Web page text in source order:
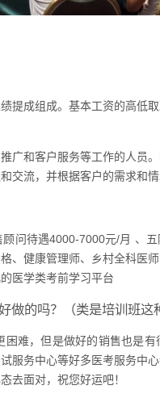
提成组成。基本工资的高低
广和客户服务等工作的人员
流，并根据客户的需求和
问待遇4000-7000元/月 、
、健康管理师、乡村全科医
医学类考前学习平台
做的吗？（类是培训班这
难，但是做好的销售也是
服务中心等好多医考服务中
去面对，祝您好运吧！